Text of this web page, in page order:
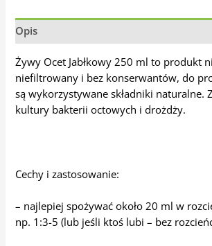
Opis
Żywy Ocet Jabłkowy 250 ml to produkt
niefiltrowany i bez konserwantów, do
są wykorzystywane składniki naturalne.
kultury bakterii octowych i drożdży.
Cechy i zastosowanie:
– najlepiej spożywać około 20 ml w
np. 1:3-5 (lub jeśli ktoś lubi – bez